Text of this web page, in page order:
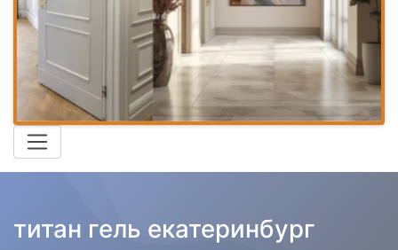
титан гель екатеринбург